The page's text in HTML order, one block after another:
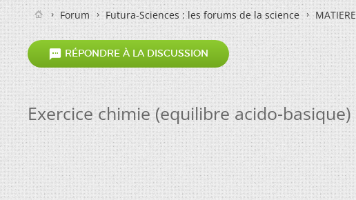
Forum Futura-Sciences : les forums de la science MATIERE
 RÉPONDRE À LA DISCUSSION
Exercice chimie (equilibre acido-basique)